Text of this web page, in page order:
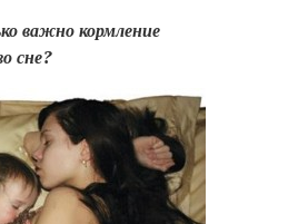
важно кормление
сне?